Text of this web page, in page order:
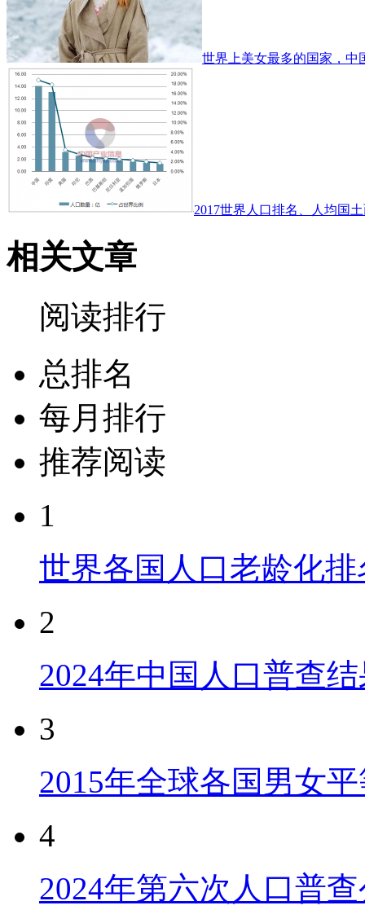
世界上美女最多的国家，中
2017世界人口排名、人均国
相关文章
阅读排行
总排名
每月排行
推荐阅读
1
世界各国人口老龄化
2
2024年中国人口普查
3
2015年全球各国男女
4
2024年第六次人口普